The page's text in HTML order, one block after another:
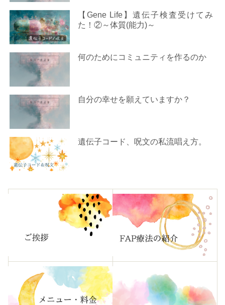
【Gene Life】遺伝子検査受けてみ
た！②～体質(能力)～
何のためにコミュニティを作るのか
自分の幸せを願えていますか？
遺伝子コード、呪文の私流唱え方。